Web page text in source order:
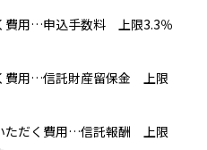
費用…申込手数料 上限3.3％
費用…信託財産留保金 上限
ただく費用…信託報酬 上限